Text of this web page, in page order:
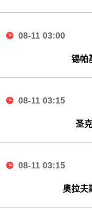
08-11 03:00
锡帕
08-11 03:15
圣
08-11 03:15
奥拉夫